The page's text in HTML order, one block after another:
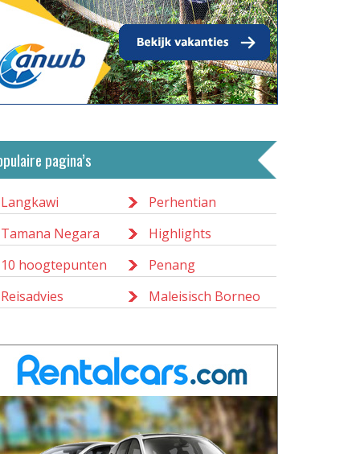
pagina’s
Langkawi
Perhentian
Tamana Negara
Highlights
10 hoogtepunten
Penang
Reisadvies
Maleisisch Borneo